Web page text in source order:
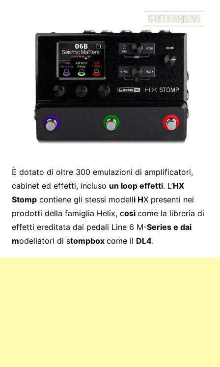
È dotato di oltre 300 emulazioni di amplificatori,
cabinet ed effetti, incluso un loop effetti. L’HX
Stompcontiene gli stessi modelli HX presenti nei
prodotti della famiglia Helix, così come la libreria di
effetti ereditata dai pedali Line 6 M-Series e dai
modellatori di stompbox come il DL4.